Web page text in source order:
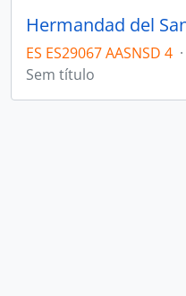
ES ES29067 AASNSD 4 ·
Sem título